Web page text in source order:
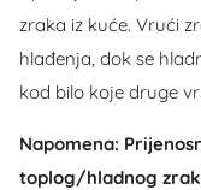
zraka iz kuće. Vrući
hlađenja, dok se
kod bilo koje druge
Napomena:
toplog/hladnog